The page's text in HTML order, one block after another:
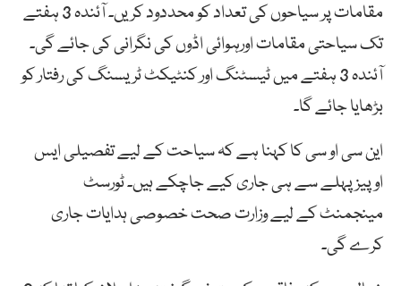
مقامات پر سیاحوں کی تعداد کو محددود کریں۔ آئندہ 3 ہفتے
تک سیاحتی مقامات اورہوائی اڈوں کی نگرانی کی جائے گی۔
آئندہ 3 ہفتے میں ٹیسٹنگ اور کنٹیکٹ ٹریسنگ کی رفتار کو
بڑھایا جائے گا۔
این سی او سی کا کہنا ہے کہ سیاحت کے لیے تفصیلی ایس
اوپیز پہلے سے ہی جاری کیے جاچکے ہیں۔ ٹورسٹ
مینجمنٹ کے لیے وزارت صحت خصوصی ہدایات جاری
کرے گی۔